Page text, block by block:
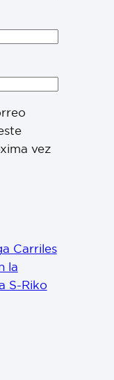
vez
Carriles
la
S-Riko